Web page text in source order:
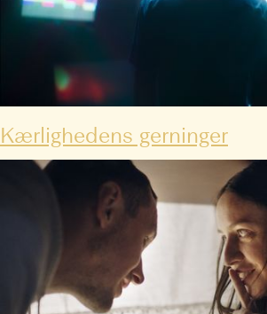
Kærlighedens gerninger